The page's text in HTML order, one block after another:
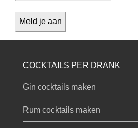
COCKTAILS PER DRANK
Gin cocktails maken
Rum cocktails maken